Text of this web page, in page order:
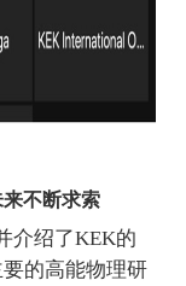
不断求索
介绍了KEK的
的高能物理研